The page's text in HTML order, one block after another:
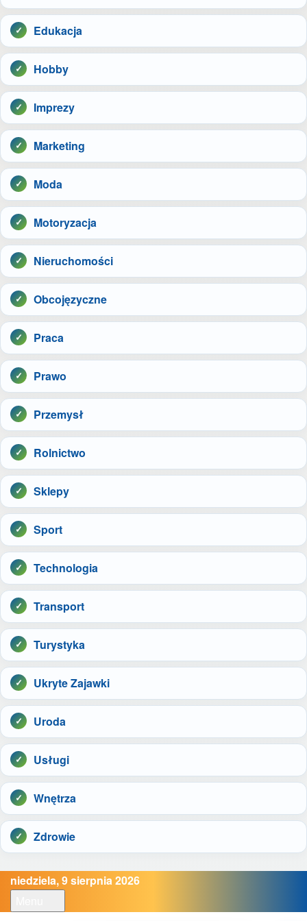
Edukacja
Hobby
Imprezy
Marketing
Moda
Motoryzacja
Nieruchomości
Obcojęzyczne
Praca
Prawo
Przemysł
Rolnictwo
Sklepy
Sport
Technologia
Transport
Turystyka
Ukryte Zajawki
Uroda
Usługi
Wnętrza
Zdrowie
niedziela, 9 sierpnia 2026